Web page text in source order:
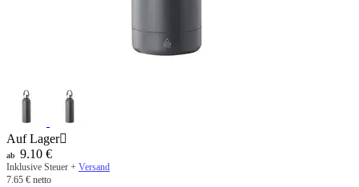
Auf Lager
ab 9.10 €
Inklusive Steuer + Versand
7.65 € netto